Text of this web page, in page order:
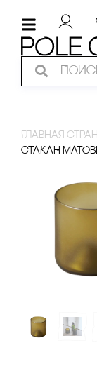
Главная
сТАКАН